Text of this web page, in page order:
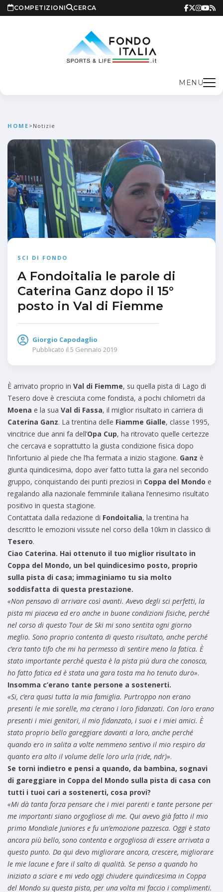
COMPETIZIONI CERCA
MENU
HOME > Notizie
SCI DI FONDO
A Fondoitalia le parole di
Caterina Ganz dopo il 15°
posto in Val di Fiemme
Giorgio Capodaglio
Pubblicato il 5 Gennaio 2019
È arrivato proprio in Val di Fiemme, su quella pista di Lago di
Tesero dove è cresciuta come fondista, a pochi chilometri da
Moena e la sua Val di Fassa, il miglior risultato in carriera di
Caterina Ganz. La trentina delle Fiamme Gialle, classe 1995,
vincitrice due anni fa dell’Opa Cup, ha ritrovato quelle certezze
che cercava e soprattutto la giusta condizione fisica dopo
l’infortunio al piede che l’ha fermata a inizio stagione. Ganz è
giunta quindicesima, dopo aver fatto tutta la gara nel secondo
gruppo, conquistando dei punti preziosi in Coppa del Mondo e
regalando alla nazionale femminile italiana l’ennesimo risultato
positivo in questa stagione.
Contattata dalla redazione di Fondoitalia, la trentina ha
descritto le emozioni vissute nel corso della 10km in classico di
Tesero.
Ciao Caterina. Hai ottenuto il tuo miglior risultato in
Coppa del Mondo, un bel quindicesimo posto, proprio
sulla pista di casa; immaginiamo tu sia molto
soddisfatta di questa prestazione.
«Non pensavo di arrivare così avanti. Avevo degli sci perfetti, la
pista mi piaceva ed ero anche in buone condizioni fisiche, perché
nel corso di questo Tour de Ski mi sono sentita ogni giorno
meglio. Sono proprio contenta di questo risultato, anche perché
c’era tanto tifo che mi ha permesso di sentire meno la fatica. È
stato importante perché questa è la pista più dura che conosca,
ho fatto fatica ed è stata una gara tosta ma ho tenuto duro».
Insomma c’erano tante persone a sostenerti.
«Si, c’era quasi tutta la mia famiglia. Purtroppo non erano
presenti le mie sorelle, ma c’erano i loro fidanzati. Con loro erano
presenti i miei genitori, il mio fidanzato, i suoi e i miei amici. È
stato proprio bello gareggiare davanti a loro, anche perché
quando ero in salita a volte nemmeno sentivo il mio respiro da
quanto era alto il volume delle loro urla (ride, ndr)».
Se torni indietro e pensi a quando, da bambina, sognavi
di gareggiare in Coppa del Mondo sulla pista di casa con
tutti i tuoi cari a sostenerti, cosa provi?
«Mi dà tanta forza pensare che i miei parenti e tante persone per
me importanti siano orgogliose di me. Qui avevo già fatto il mio
primo Mondiale Juniores e fu un’emozione pazzesca. Oggi è stato
ancora più bello, sono contenta e orgogliosa di essere arrivata a
questo punto. Da qui devo migliorare ancora, crescere, migliorare
le mie lacune e fare il salto di qualità. Se penso a quando ho
iniziato a sciare e mi vedo oggi chiudere quindicesima in Coppa
del Mondo su questa pista, per una volta mi faccio i complimenti.